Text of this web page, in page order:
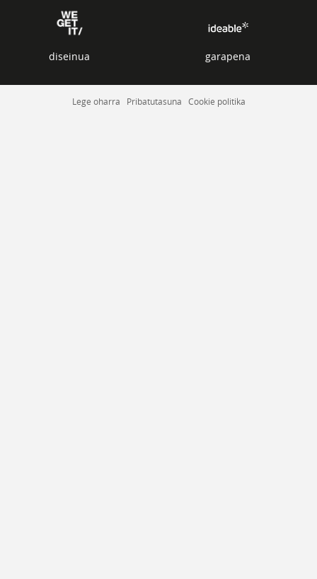
diseinua garapena
Lege oharra Pribatutasuna Cookie politika